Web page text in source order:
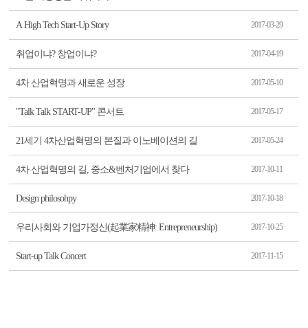
A High Tech Start-Up Story 2017-03-29
취업이냐? 창업이냐? 2017-04-19
4차 산업혁명과 새로운 성장 2017-05-10
"Talk Talk START-UP" 콘서트 2017-05-17
21세기 4차산업혁명의 본질과 이노베이션의 길 2017-05-24
4차 산업혁명의 길, 중소&벤처기업에서 찾다 2017-10-11
Design philosohpy 2017-10-18
우리사회와 기업가정신(起業家精神: Entrepreneurship) 2017-10-25
Start-up Talk Concert 2017-11-15